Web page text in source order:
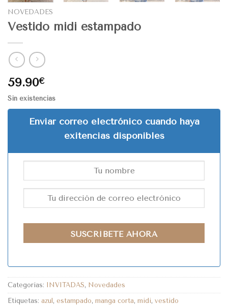
NOVEDADES
Vestido midi estampado
59.90€
Sin existencias
Enviar correo electrónico cuando haya
exitencias disponibles
SUSCRÍBETE AHORA
Categorías: INVITADAS, Novedades
Etiquetas: azul, estampado, manga corta, midi, vestido